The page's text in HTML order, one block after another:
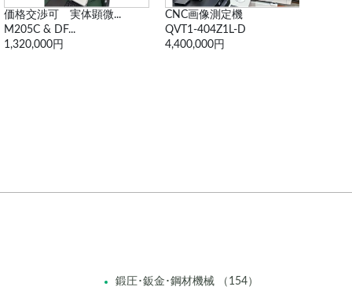
CNC画像測定機
QVT1-404Z1L-D
4,400,000円
【最終値下げ】ミツト...
PJ300
88,000円
鍛圧･鈑金･鋼材機械 （154）